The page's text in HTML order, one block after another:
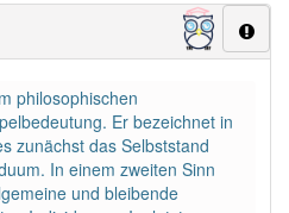
×
haben fast immer
philosophischen
Er bezeichnet in
zunächst das Selbststand
In einem zweiten Sinn
und bleibende